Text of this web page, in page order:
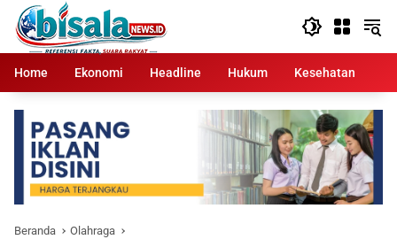
Langsung
konten
Home
Ekonomi Headline Hukum Kesehatan
Beranda Olahraga